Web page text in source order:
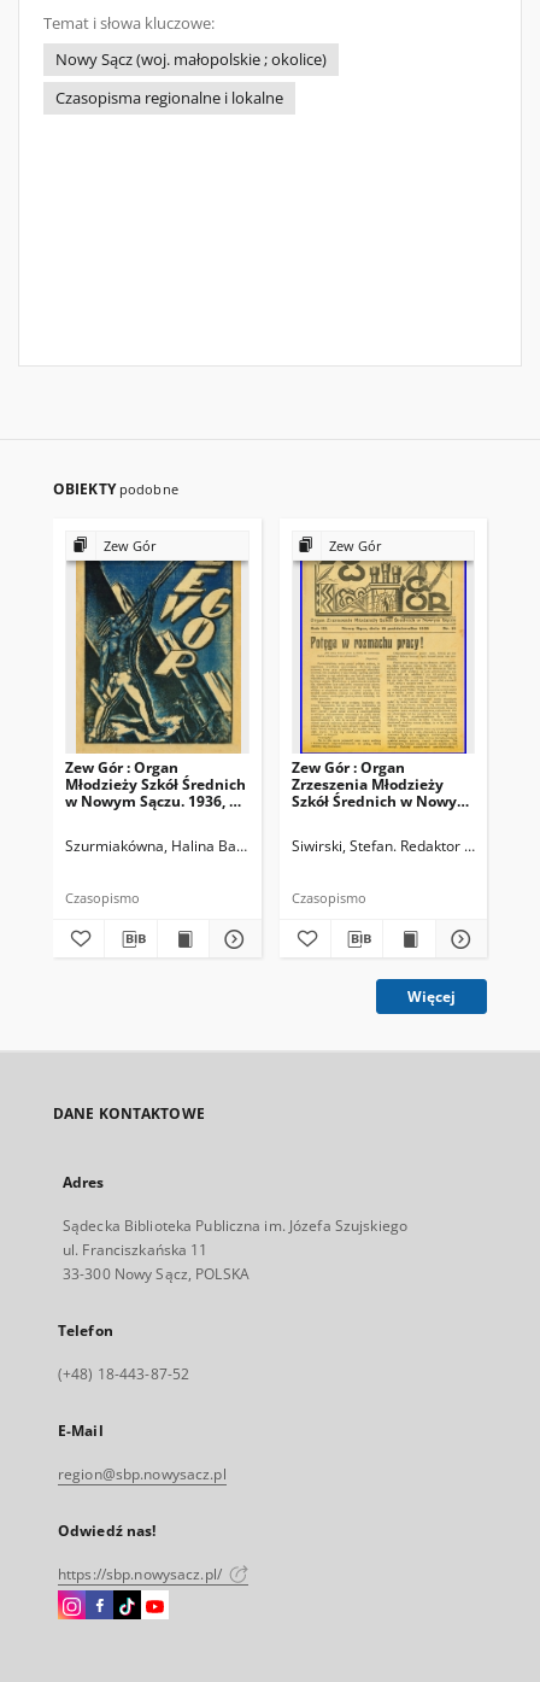
Temat i słowa kluczowe:
Nowy Sącz (woj. małopolskie ; okolice)
Czasopisma regionalne i lokalne
OBIEKTY podobne
Zew Gór
Zew Gór : Organ
Młodzieży Szkół Średnich
w Nowym Sączu. 1936, R.
Szurmiakówna, Halina Barbara (1920-1945). Redaktor naczelny
Czasopismo
Zew Gór
Zew Gór : Organ
Zrzeszenia Młodzieży
Szkół Średnich w Nowym
Siwirski, Stefan. Redaktor naczelny
Czasopismo
Więcej
DANE KONTAKTOWE
Adres
Sądecka Biblioteka Publiczna im. Józefa Szujskiego
ul. Franciszkańska 11
33-300 Nowy Sącz, POLSKA
Telefon
(+48) 18-443-87-52
E-Mail
region@sbp.nowysacz.pl
Odwiedź nas!
https://sbp.nowysacz.pl/
Instagram
Facebook
InstagramInstagram